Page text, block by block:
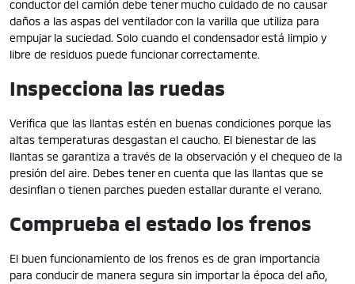
conductor del camión debe tener mucho cuidado de no causar
daños a las aspas del ventilador con la varilla que utiliza para
empujar la suciedad. Solo cuando el condensador está limpio y
libre de residuos puede funcionar correctamente.
Inspecciona las ruedas
Verifica que las llantas estén en buenas condiciones porque las
altas temperaturas desgastan el caucho. El bienestar de las
llantas se garantiza a través de la observación y el chequeo de la
presión del aire. Debes tener en cuenta que las llantas que se
desinflan o tienen parches pueden estallar durante el verano.
Comprueba el estado los frenos
El buen funcionamiento de los frenos es de gran importancia
para conducir de manera segura sin importar la época del año,